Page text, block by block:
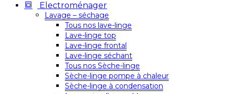
Electroménager
Lavage – séchage
Tous nos lave-linge
Lave-linge top
Lave-linge frontal
Lave-linge séchant
Tous nos Sèche-linge
Sèche-linge pompe à chaleur
Sèche-linge à condensation